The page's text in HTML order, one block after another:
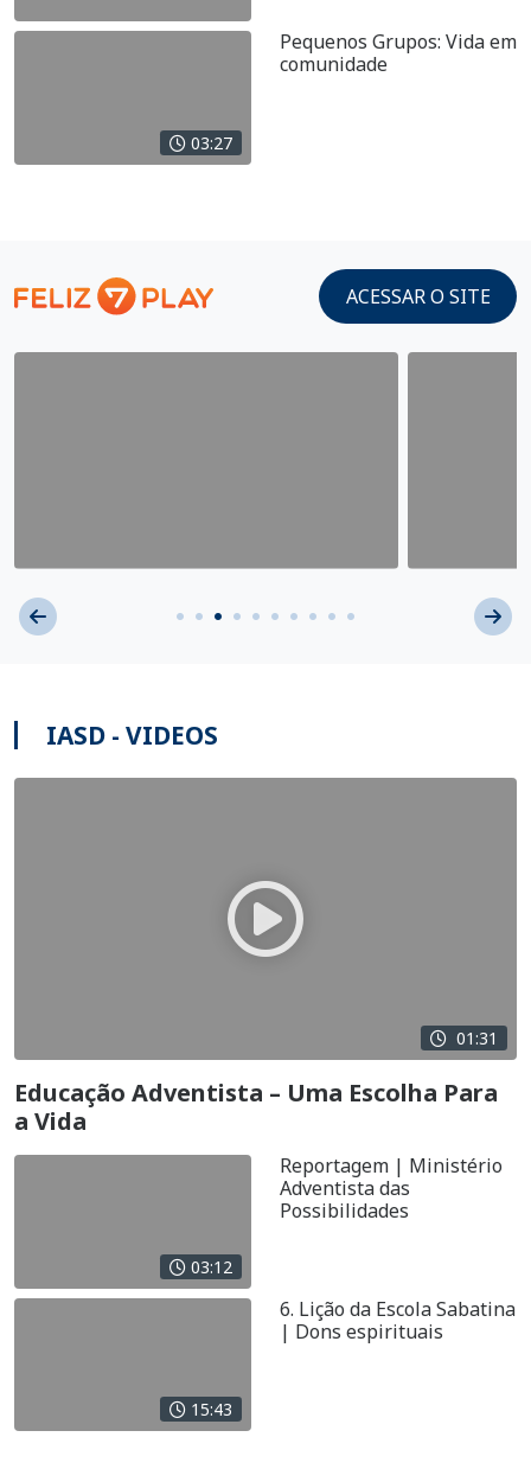
03:27
Pequenos Grupos: Vida em
comunidade
ACESSAR O SITE
IASD - VIDEOS
01:31
Educação Adventista – Uma Escolha Para
a Vida
03:12
Reportagem | Ministério
Adventista das
Possibilidades
15:43
6. Lição da Escola Sabatina
| Dons espirituais